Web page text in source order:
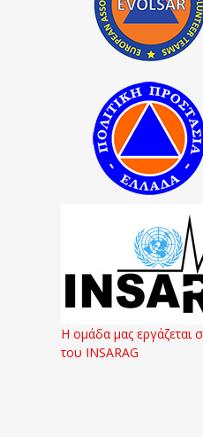
Η ομάδα μας εργάζεται
του INSARAG